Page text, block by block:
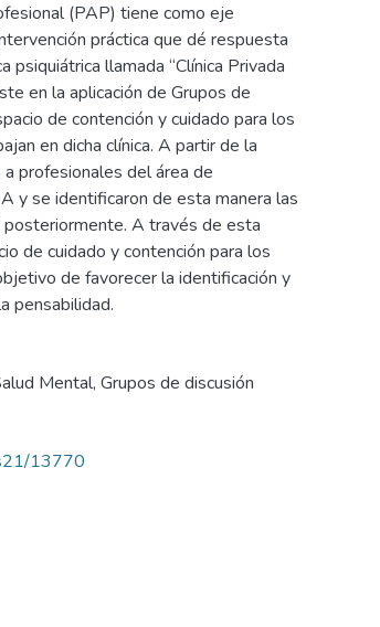
(PAP) tiene como eje
práctica que dé respuesta
psiquiátrica llamada “Clínica Privada
en la aplicación de Grupos de
de contención y cuidado para los
en dicha clínica. A partir de la
profesionales del área de
y se identificaron de esta manera las
A través de esta
de cuidado y contención para los
de favorecer la identificación y
pensabilidad.
Mental, Grupos de discusión
13770